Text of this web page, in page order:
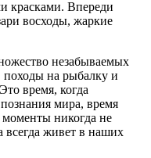
красками. Впереди
восходы, жаркие
незабываемых
походы на рыбалку и
время, когда
мира, время
никогда не
всегда живет в наших